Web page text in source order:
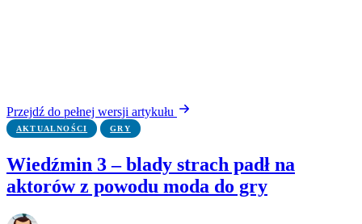
Przejdź do pełnej wersji artykułu
AKTUALNOŚCI GRY
Wiedźmin 3 – blady strach padł na
aktorów z powodu moda do gry